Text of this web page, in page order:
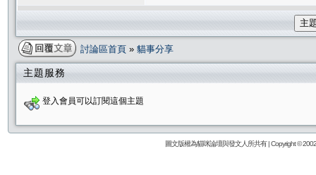
主
討論區首頁 » 貓事分享
主題服務
登入會員可以訂閱這個主題
圖文版權為貓咪論壇與發文人所共有 | Copyright ©